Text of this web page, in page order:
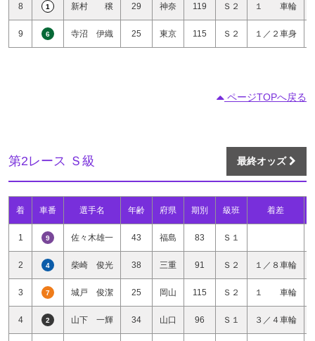
8 1 新村 穣 29 神奈 119 Ｓ２ １ 車輪
9 6 寺沼 伊織 25 東京 115 Ｓ２ １／２車身
ページTOPへ戻る
第2レース Ｓ級 最終オッズ
着 車番 選手名 年齢 府県 期別 級班 着差
1 9 佐々木雄一 43 福島 83 Ｓ１
2 4 柴崎 俊光 38 三重 91 Ｓ２ １／８車輪
3 7 城戸 俊潔 25 岡山 115 Ｓ２ １ 車輪
4 2 山下 一輝 34 山口 96 Ｓ１ ３／４車輪